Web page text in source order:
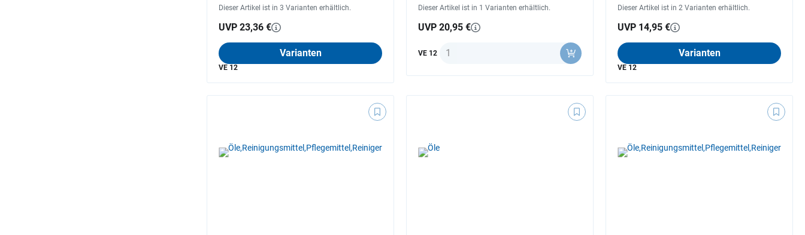
Dieser Artikel ist in 3 Varianten erhältlich.
UVP 23,36 €
Varianten
VE 12
Dieser Artikel ist in 1 Varianten erhältlich.
UVP 20,95 €
VE 12 Anzahl
Dieser Artikel ist in 2 Varianten erhältlich.
UVP 14,95 €
Varianten
VE 12